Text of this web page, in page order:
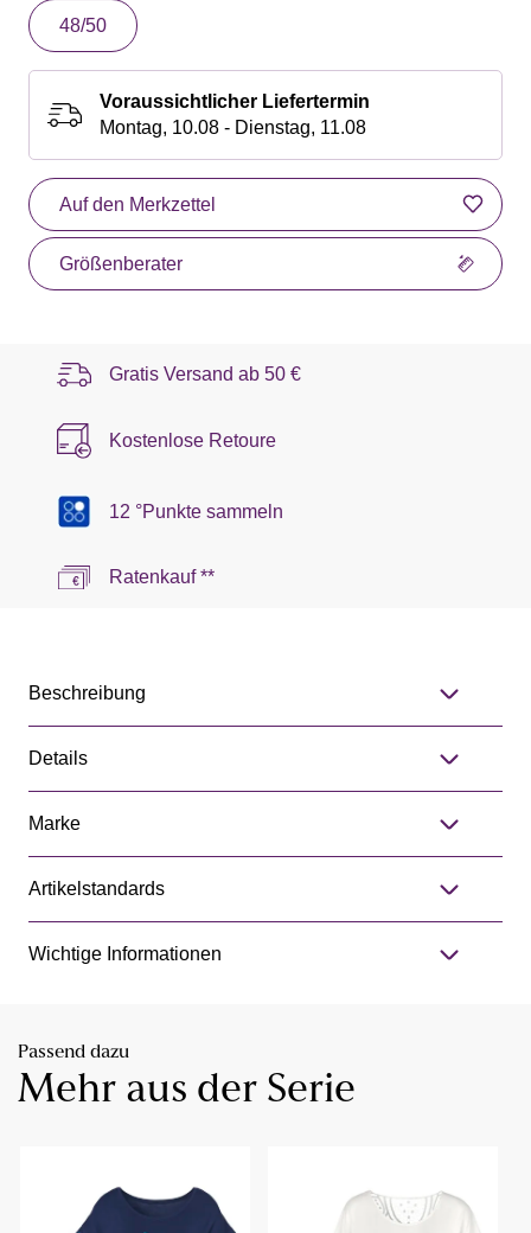
48/50
Voraussichtlicher Liefertermin
Montag, 10.08 - Dienstag, 11.08
Auf den Merkzettel
Größenberater
Gratis Versand ab 50 €
Kostenlose Retoure
12 °Punkte sammeln
Ratenkauf **
Beschreibung
Details
Marke
Artikelstandards
Wichtige Informationen
Passend dazu
Mehr aus der Serie